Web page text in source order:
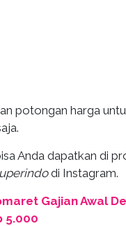
potongan harga
Anda dapatkan di
di Instagram.
Gajian Awal
5.000